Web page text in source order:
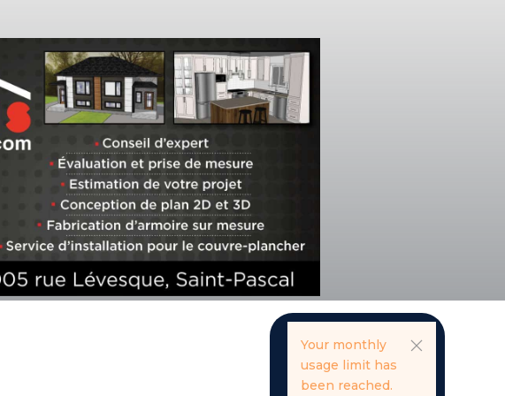
Your monthly
usage limit has
been reached.